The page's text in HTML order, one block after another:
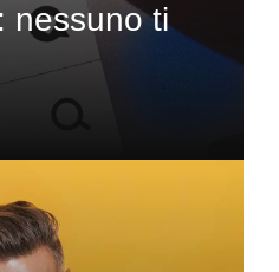
nessuno ti